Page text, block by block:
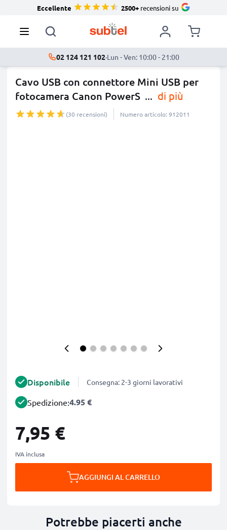
Eccellente 2500+recensioni su
02 124 121 102·Lun - Ven: 10:00 - 21:00
Cavo USB con connettore Mini USB per
fotocamera Canon PowerS ... di più
(30 recensioni) Numero articolo: 912011
Disponibile Consegna: 2-3 giorni lavorativi
Spedizione:4.95 €
7,95 €
IVA inclusa
AGGIUNGI AL CARRELLO
Potrebbe piacerti anche